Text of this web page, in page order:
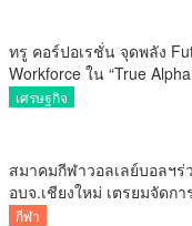
ทรู คอร์ปอเรชั่น จุดพลัง
Workforce ใน “True
2026” พลิกโจทย์ธุรกิจ ครีเ
เศรษฐกิจ
สมาคมกีฬาวอลเลย์บอลฯร่
อบจ.เชียงใหม่ เตรยมจัดก
วอลเลย์บอลหญิง BYD DMI
กีฬา